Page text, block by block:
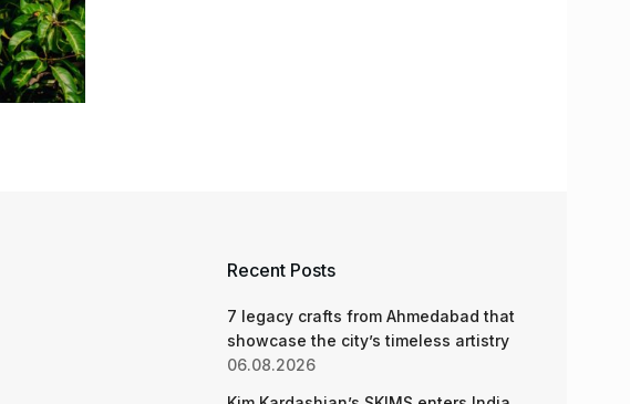
Recent Posts
7 legacy crafts from Ahmedabad that
showcase the city’s timeless artistry
06.08.2026